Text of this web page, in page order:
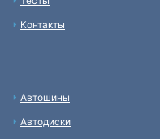
Контакты
Автошины
Автодиски